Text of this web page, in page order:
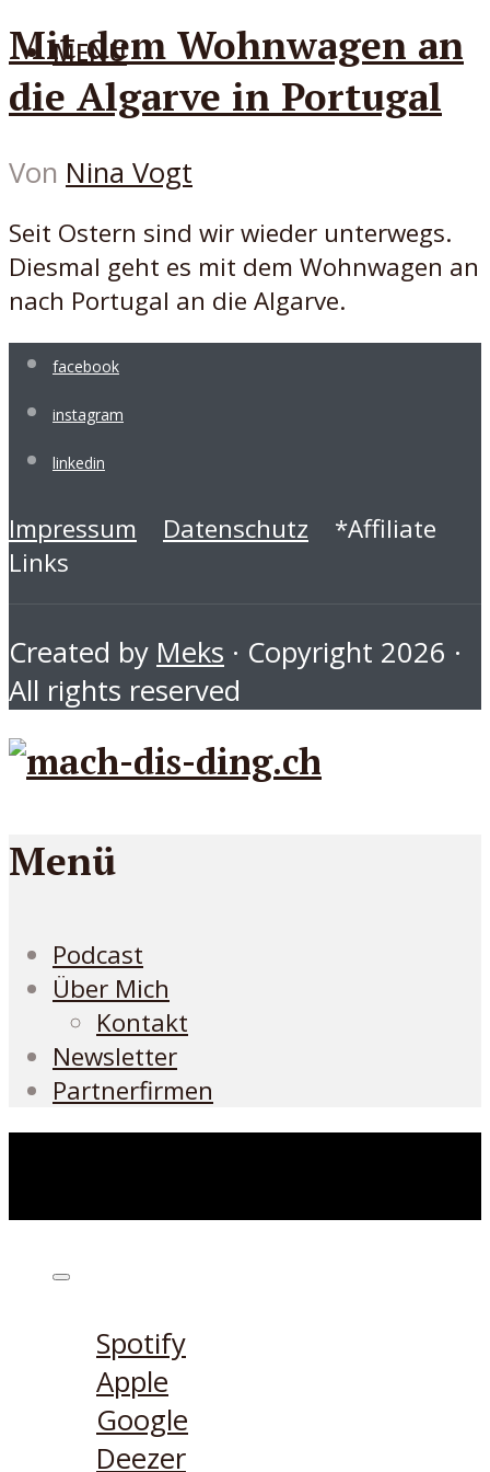
MENÜ
Mit dem Wohnwagen an
die Algarve in Portugal
Von Nina Vogt
Seit Ostern sind wir wieder unterwegs.
Diesmal geht es mit dem Wohnwagen an
nach Portugal an die Algarve.
facebook
instagram
linkedin
Impressum Datenschutz *Affiliate
Links
Created by Meks · Copyright 2026 ·
All rights reserved
Menü
Podcast
Über Mich
Kontakt
Newsletter
Partnerfirmen
Spotify
Apple
Google
Deezer